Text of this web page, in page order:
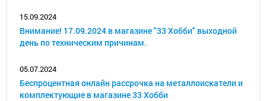
15.09.2024
Внимание! 17.09.2024 в магазине "33 Хобби" выходной
день по техническим причинам.
05.07.2024
Беспроцентная онлайн рассрочка на металлоискатели и
комплектующие в магазине 33 Хобби